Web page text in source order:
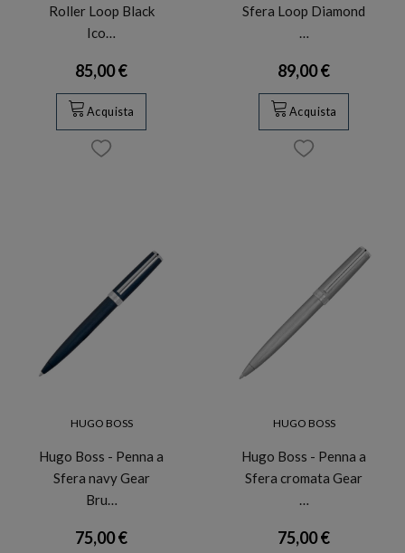
Roller Loop Black
Ico…
85,00 €
Acquista
Sfera Loop Diamond
…
89,00 €
Acquista
HUGO BOSS
Hugo Boss - Penna a
Sfera navy Gear
Bru…
75,00 €
HUGO BOSS
Hugo Boss - Penna a
Sfera cromata Gear
…
75,00 €